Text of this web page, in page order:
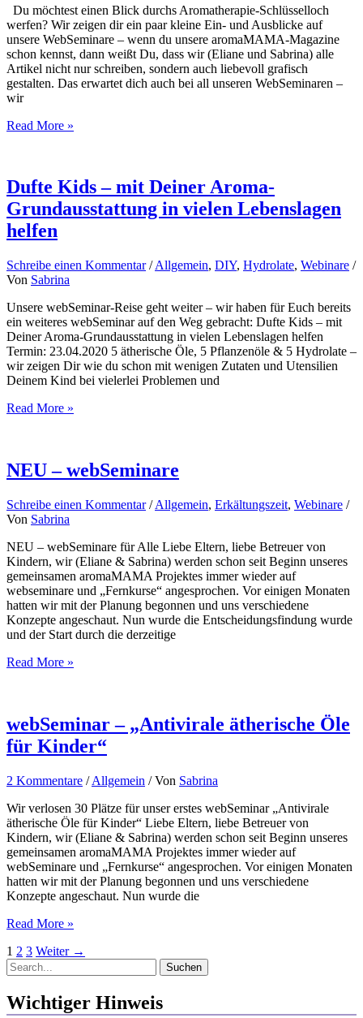
Herz
Du möchtest einen Blick durchs Aromatherapie-Schlüsselloch
werfen? Wir zeigen dir ein paar kleine Ein- und Ausblicke auf
unsere WebSeminare – wenn du unsere aromaMAMA-Magazine
schon kennst, dann weißt Du, dass wir (Eliane und Sabrina) alle
Artikel nicht nur schreiben, sondern auch liebevoll grafisch
gestalten. Das erwartet dich auch bei all unseren WebSeminaren –
wir
Ein
Schlüsselloch
Read More »
Dufte Kids – mit Deiner Aroma-
Grundausstattung in vielen Lebenslagen
helfen
Schreibe einen Kommentar /Allgemein, DIY, Hydrolate, Webinare /
Von Sabrina
Unsere webSeminar-Reise geht weiter – wir haben für Euch bereits
ein weiteres webSeminar auf den Weg gebracht: Dufte Kids – mit
Deiner Aroma-Grundausstattung in vielen Lebenslagen helfen
Termin: 23.04.2020 5 ätherische Öle, 5 Pflanzenöle & 5 Hydrolate –
wir zeigen Dir wie du schon mit wenigen Zutaten und Utensilien
Deinem Kind bei vielerlei Problemen und
Dufte
Deiner
Aroma-
in
vielen
helfen
Read More »
NEU – webSeminare
Schreibe einen Kommentar /Allgemein, Erkältungszeit, Webinare /
Von Sabrina
NEU – webSeminare für Alle Liebe Eltern, liebe Betreuer von
Kindern, wir (Eliane & Sabrina) werden schon seit Beginn unseres
gemeinsamen aromaMAMA Projektes immer wieder auf
webseminare und „Fernkurse“ angesprochen. Vor einigen Monaten
hatten wir mit der Planung begonnen und uns verschiedene
Konzepte angeschaut. Nun wurde die Entscheidungsfindung wurde
und der Start durch die derzeitige
NEU
Read More »
webSeminar – „Antivirale ätherische Öle
für Kinder“
2 Kommentare /Allgemein / Von Sabrina
Wir verlosen 30 Plätze für unser erstes webSeminar „Antivirale
ätherische Öle für Kinder“ Liebe Eltern, liebe Betreuer von
Kindern, wir (Eliane & Sabrina) werden schon seit Beginn unseres
gemeinsamen aromaMAMA Projektes immer wieder auf
webSeminare und „Fernkurse“ angesprochen. Vor einigen Monaten
hatten wir mit der Planung begonnen und uns verschiedene
Konzepte angeschaut. Nun wurde die
webSeminar
„Antivirale
ätherische
für
Kinder“
Read More »
1 2 3 Weiter →
Suchen
nach:
Wichtiger Hinweis